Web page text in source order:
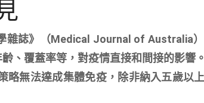
雜誌》（Medical Journal of Australia
、覆蓋率等，對疫情直接和間接的影響
略無法達成集體免疫，除非納入五歲以